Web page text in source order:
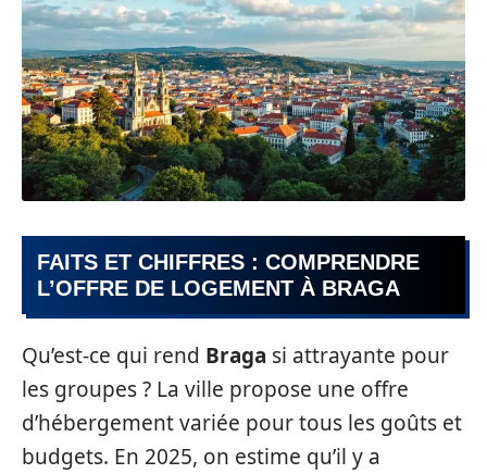
FAITS ET CHIFFRES : COMPRENDRE
L’OFFRE DE LOGEMENT À BRAGA
Qu’est-ce qui rend Braga si attrayante pour
les groupes ? La ville propose une offre
d’hébergement variée pour tous les goûts et
budgets. En 2025, on estime qu’il y a